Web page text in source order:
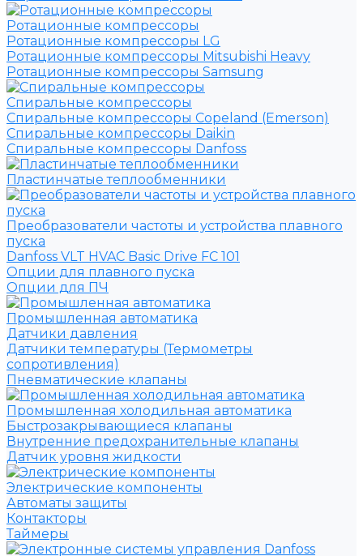
Ротационные компрессоры
Ротационные компрессоры LG
Ротационные компрессоры Mitsubishi Heavy
Ротационные компрессоры Samsung
Спиральные компрессоры
Спиральные компрессоры Copeland (Emerson)
Спиральные компрессоры Daikin
Спиральные компрессоры Danfoss
Пластинчатые теплообменники
Преобразователи частоты и устройства плавного
пуска
Danfoss VLT HVAC Basic Drive FC 101
Опции для плавного пуска
Опции для ПЧ
Промышленная автоматика
Датчики давления
Датчики температуры (Термометры
сопротивления)
Пневматические клапаны
Промышленная холодильная автоматика
Быстрозакрывающиеся клапаны
Внутренние предохранительные клапаны
Датчик уровня жидкости
Электрические компоненты
Автоматы защиты
Контакторы
Таймеры